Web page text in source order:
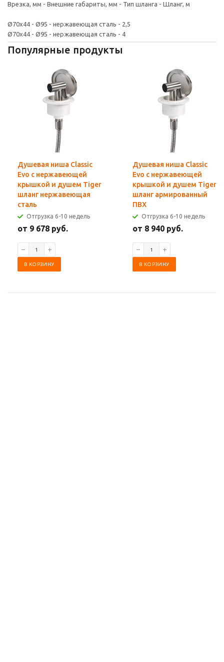
Врезка, мм - Внешние габариты, мм - Тип шланга - Шланг, м
Ø70x44 - Ø95 - нержавеющая сталь - 2,5
Ø70x44 - Ø95 - нержавеющая сталь - 4
Популярные продукты
Душевая ниша Classic
Evo с нержавеющей
крышкой и душем Tiger
шланг нержавеющая
сталь
Отгрузка 6-10 недель
от 9 678 руб.
В КОРЗИНУ
Душевая ниша Classic
Evo с нержавеющей
крышкой и душем Tiger
шланг армированный
ПВХ
Отгрузка 6-10 недель
от 8 940 руб.
В КОРЗИНУ